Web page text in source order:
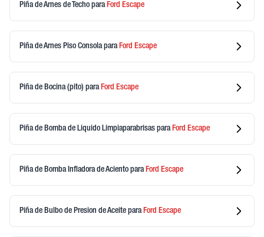
Piña de Arnes de Techo para Ford Escape
Piña de Arnes Piso Consolapara Ford Escape
Piña de Bocina (pito) para Ford Escape
Piña de Bomba de Liquido Limpiaparabrisas para Ford Escape
Piña de Bomba Infladora de Aciento para Ford Escape
Piña de Bulbo de Presion de Aceite para Ford Escape